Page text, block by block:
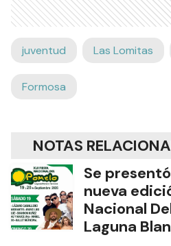
juventud Las Lomitas
Formosa
NOTAS
Se
nueva
Nacional
Laguna